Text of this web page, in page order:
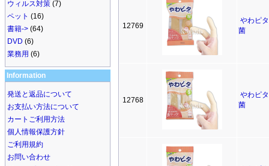
ウィルス対策 (7)
ペット (16)
書籍-> (64)
DVD (6)
業務用 (6)
Information
発送と返品について
お支払い方法について
カートご利用方法
個人情報保護方針
ご利用規約
お問い合わせ
12769
やわピ
菌
12768
やわピ
菌